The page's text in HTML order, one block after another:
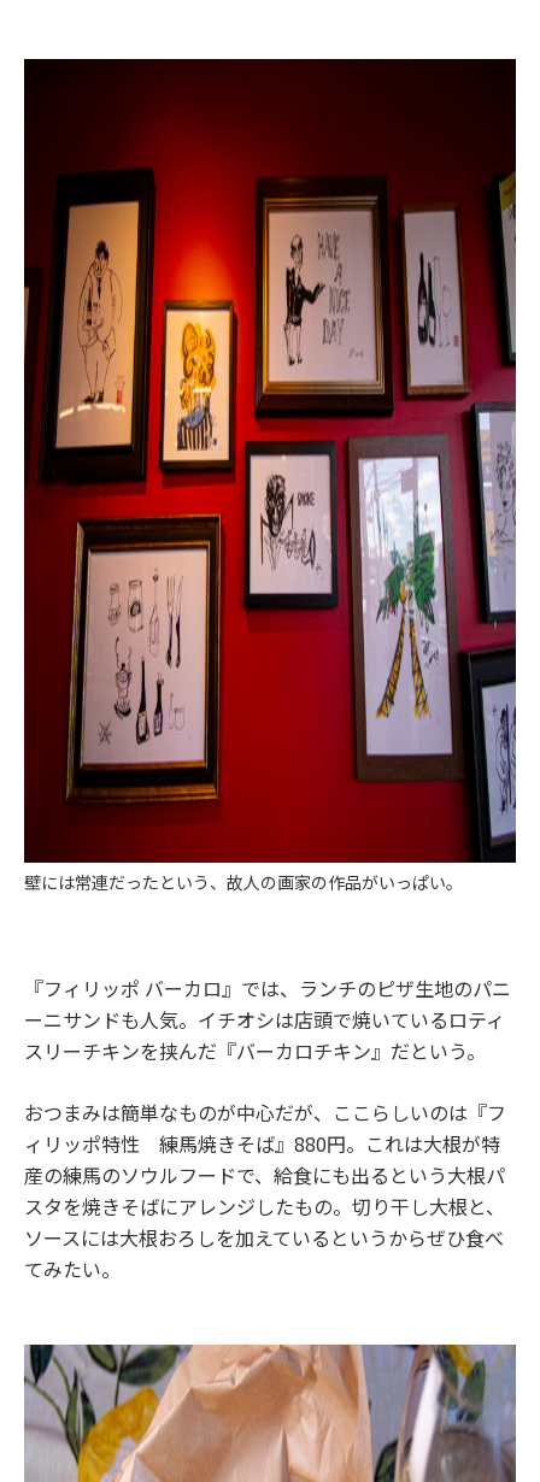
壁には常連だったという、故人の画家の作品がいっぱい。
『フィリッポ バーカロ』では、ランチのピザ生地のパニ
ーニサンドも人気。イチオシは店頭で焼いているロティ
スリーチキンを挟んだ『バーカロチキン』だという。
おつまみは簡単なものが中心だが、ここらしいのは『フ
ィリッポ特性 練馬焼きそば』880円。これは大根が特
産の練馬のソウルフードで、給食にも出るという大根パ
スタを焼きそばにアレンジしたもの。切り干し大根と、
ソースには大根おろしを加えているというからぜひ食べ
てみたい。